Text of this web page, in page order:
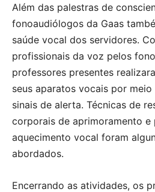
Além das palestras de
fonoaudiólogos da Gaas
saúde vocal dos servidores.
profissionais da voz pelos
professores presentes
seus aparatos vocais por
sinais de alerta. Técnicas de
corporais de aprimoramento e
aquecimento vocal foram
abordados.
Encerrando as atividades, os